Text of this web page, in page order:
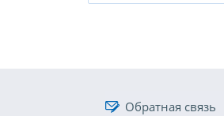
Обратная связь